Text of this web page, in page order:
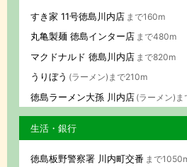
すき家 11号徳島川内店 まで160m
丸亀製麺 徳島インター店 まで480m
マクドナルド 徳島川内店 まで820m
うりぼう (ラーメン)まで210m
徳島ラーメン大孫 川内店 (ラーメン)
生活・銀行
徳島板野警察署 川内町交番 まで